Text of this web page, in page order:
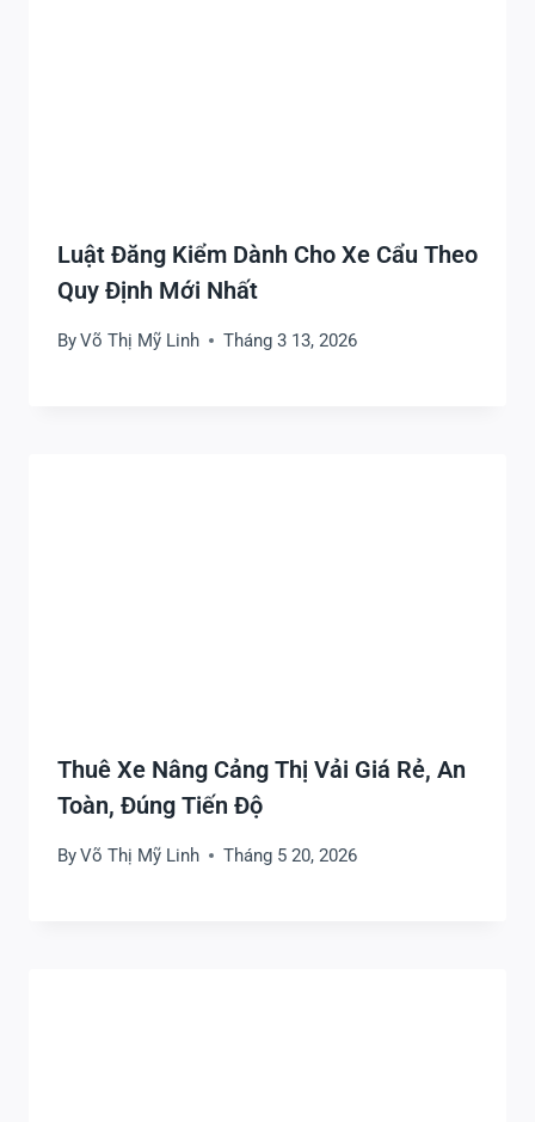
Luật Đăng Kiểm Dành Cho Xe Cẩu Theo
Quy Định Mới Nhất
ByVõ Thị Mỹ Linh Tháng 3 13, 2026
Thuê Xe Nâng Cảng Thị Vải Giá Rẻ, An
Toàn, Đúng Tiến Độ
ByVõ Thị Mỹ Linh Tháng 5 20, 2026